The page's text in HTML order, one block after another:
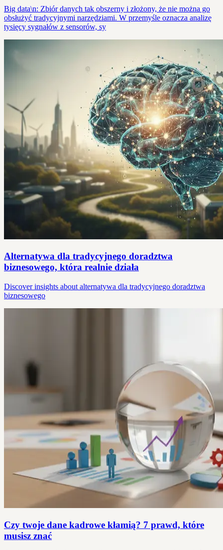
Big data\n: Zbiór danych tak obszerny i złożony, że nie można go
obsłużyć tradycyjnymi narzędziami. W przemyśle oznacza analizę
tysięcy sygnałów z sensorów, sy
Alternatywa dla tradycyjnego doradztwa
biznesowego, która realnie działa
Discover insights about alternatywa dla tradycyjnego doradztwa
biznesowego
Czy twoje dane kadrowe kłamią? 7 prawd, które
musisz znać